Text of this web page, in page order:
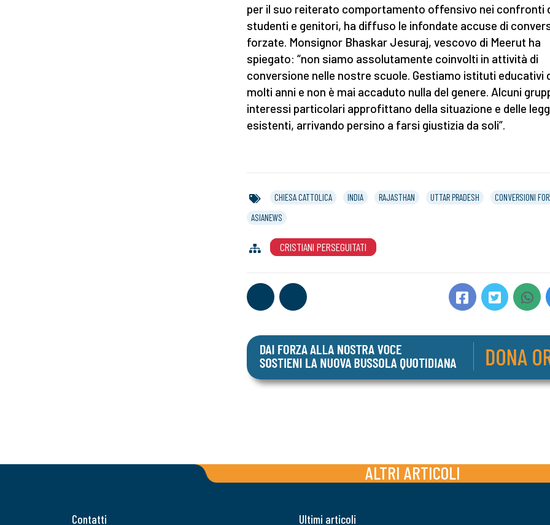
per il suo reiterato comportamento offensivo nei confronti
studenti e genitori, ha diffuso le infondate accuse di
forzate. Monsignor Bhaskar Jesuraj, vescovo di Meerut ha
spiegato: “non siamo assolutamente coinvolti in attività di
conversione nelle nostre scuole. Gestiamo istituti educativi
molti anni e non è mai accaduto nulla del genere. Alcuni
interessi particolari approfittano della situazione e delle
esistenti, arrivando persino a farsi giustizia da soli”.
CHIESA CATTOLICA INDIA RAJASTHAN UTTAR PRADESH
CONVERSIONI
ASIANEWS
CRISTIANI PERSEGUITATI
ALTRI ARTICOLI
Contatti Ultimi articoli